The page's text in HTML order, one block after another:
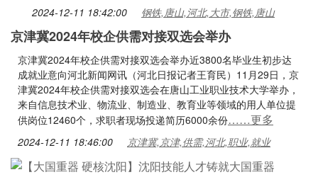
2024-12-11 18:42:00 钢铁,唐山,河北,大市,钢铁,唐山
京津冀2024年校企供需对接双选会举办
京津冀2024年校企供需对接双选会举办近3800名毕业生初步达
成就业意向河北新闻网讯（河北日报记者王育民）11月29日，京
津冀2024年校企供需对接双选会在唐山工业职业技术大学举办，
来自信息技术业、物流业、制造业、教育业等领域的用人单位提
供岗位12460个，求职者现场投递简历6000余份……更多
2024-12-11 18:46:00 京津冀,京津,供需,河北,职业,就业